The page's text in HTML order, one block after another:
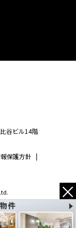
保護方針 |
谷ビル14階
×